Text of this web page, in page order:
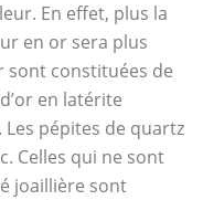
En effet, plus la
en or sera plus
sont constituées de
en latérite
pépites de quartz
Celles qui ne sont
joaillière sont